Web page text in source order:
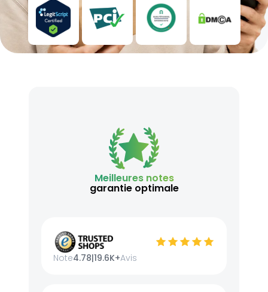
Meilleures notes
garantie optimale
Note4.78|19.6K+Avis